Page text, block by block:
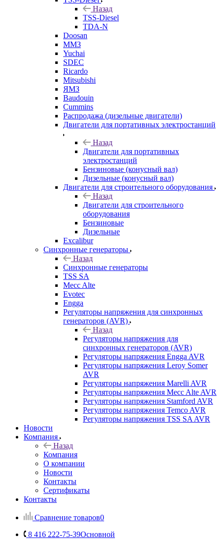
Назад
TSS-Diesel
TDA-N
Doosan
ММЗ
Yuchai
SDEC
Ricardo
Mitsubishi
ЯМЗ
Baudouin
Cummins
Распродажа (дизельные двигатели)
Двигатели для портативных электростанций
Назад
Двигатели для портативных
электростанций
Бензиновые (конусный вал)
Дизельные (конусный вал)
Двигатели для строительного оборудования
Назад
Двигатели для строительного
оборудования
Бензиновые
Дизельные
Excalibur
Синхронные генераторы
Назад
Синхронные генераторы
TSS SA
Mecc Alte
Evotec
Engga
Регуляторы напряжения для синхронных
генераторов (AVR)
Назад
Регуляторы напряжения для
синхронных генераторов (AVR)
Регуляторы напряжения Engga AVR
Регуляторы напряжения Leroy Somer
AVR
Регуляторы напряжения Marelli AVR
Регуляторы напряжения Mecc Alte AVR
Регуляторы напряжения Stamford AVR
Регуляторы напряжения Temco AVR
Регуляторы напряжения TSS SA AVR
Новости
Компания
Назад
Компания
О компании
Новости
Контакты
Сертификаты
Контакты
Сравнение товаров0
8 416 222-75-39Основной